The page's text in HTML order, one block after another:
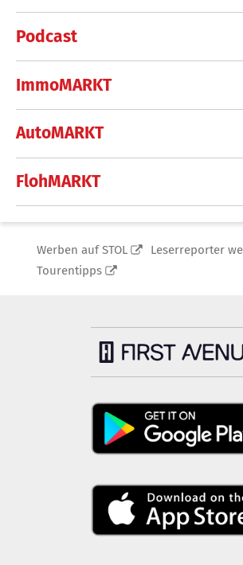
Podcast
ImmoMARKT
AutoMARKT
FlohMARKT
Werben auf STOL
Leserreporter
Tourentipps